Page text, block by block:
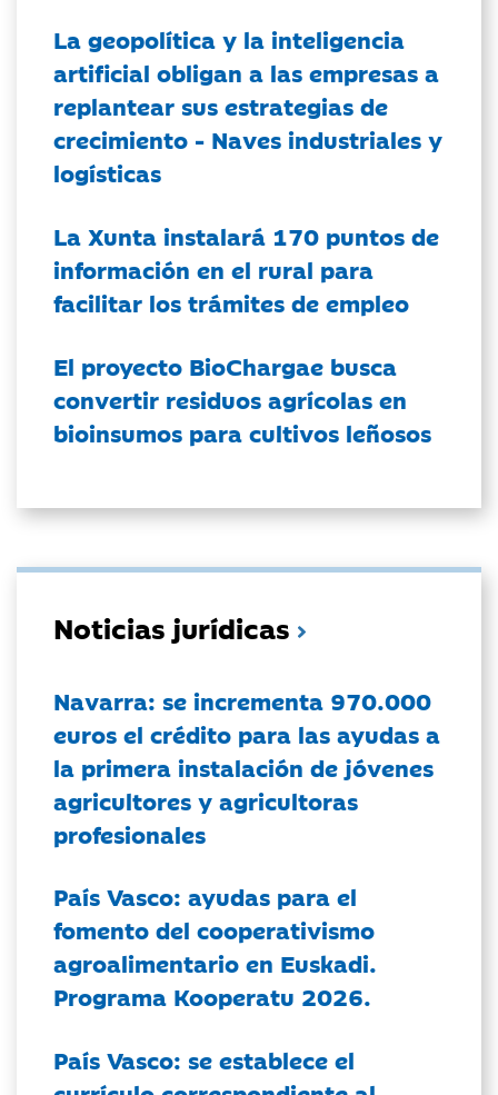
La geopolítica y la inteligencia
artificial obligan a las empresas a
replantear sus estrategias de
crecimiento - Naves industriales y
logísticas
La Xunta instalará 170 puntos de
información en el rural para
facilitar los trámites de empleo
El proyecto BioChargae busca
convertir residuos agrícolas en
bioinsumos para cultivos leñosos
Noticias jurídicas
Navarra: se incrementa 970.000
euros el crédito para las ayudas a
la primera instalación de jóvenes
agricultores y agricultoras
profesionales
País Vasco: ayudas para el
fomento del cooperativismo
agroalimentario en Euskadi.
Programa Kooperatu 2026.
País Vasco: se establece el